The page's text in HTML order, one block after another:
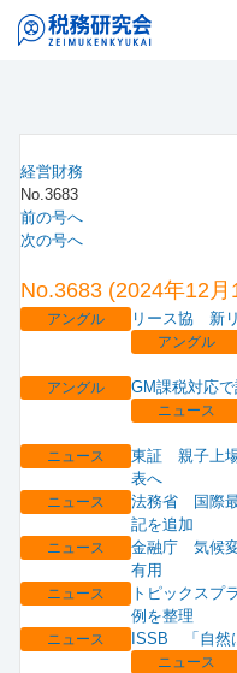
経営財務
No.3683
前の号へ
次の号へ
No.3683 (2024年12月
アングル リース協 新
アングル
アングル GM課税対応
ニュース
ニュース
東証 親子上
表へ
ニュース
法務省 国際最
記を追加
ニュース
金融庁 気候
有用
ニュース
トピックスプ
例を整理
ニュース ISSB 「自然
ニュース